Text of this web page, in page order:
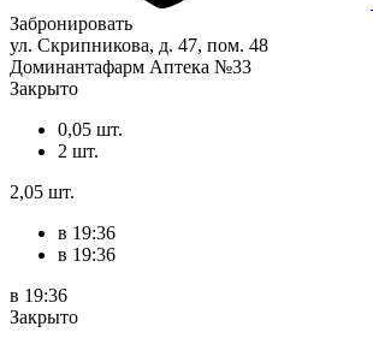
Забронировать
ул. Скрипникова, д. 47, пом. 48
Доминантафарм Аптека №33
Закрыто
0,05 шт.
2 шт.
2,05 шт.
в 19:36
в 19:36
в 19:36
Закрыто